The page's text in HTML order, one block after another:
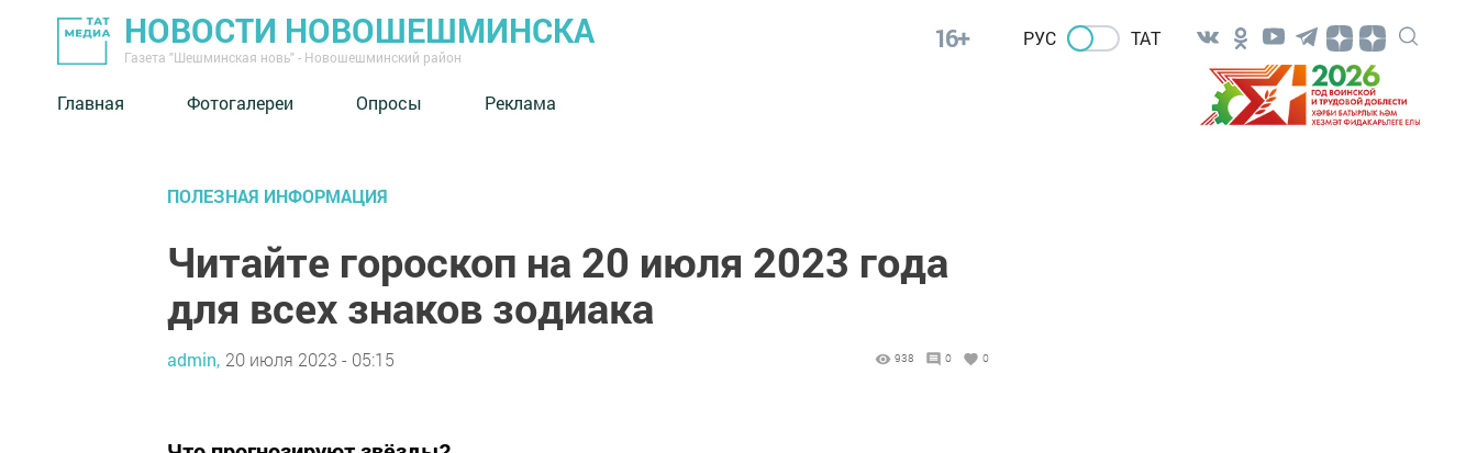
НОВОСТИ НОВОШЕШМИНСКА
Газета "Шешминская новь" - Новошешминский район
16+ РУС ТАТ
Главная Фотогалереи Опросы Реклама
ПОЛЕЗНАЯ ИНФОРМАЦИЯ
Читайте гороскоп на 20 июля 2023 года
для всех знаков зодиака
admin, 20 июля 2023 - 05:15 938 0 0